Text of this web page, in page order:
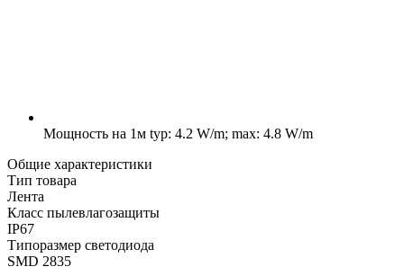
Мощность на 1м typ: 4.2 W/m; max: 4.8 W/m
Общие характеристики
Тип товара
Лента
Класс пылевлагозащиты
IP67
Типоразмер светодиода
SMD 2835